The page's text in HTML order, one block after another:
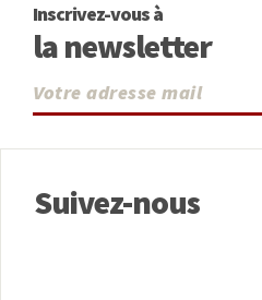
Inscrivez-vous à
la newsletter
Suivez-nous